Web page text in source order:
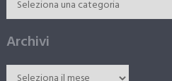
Archivi